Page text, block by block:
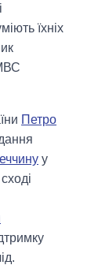
їхніх
Петро
у